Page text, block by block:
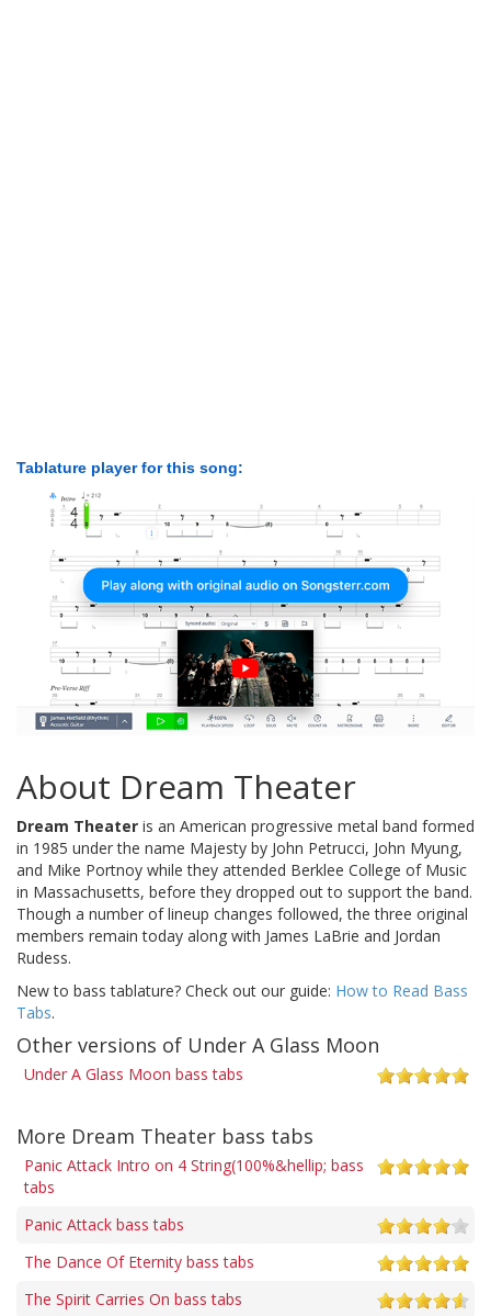
Tablature player for this song:
About Dream Theater
Dream Theater is an American progressive metal band formed
in 1985 under the name Majesty by John Petrucci, John Myung,
and Mike Portnoy while they attended Berklee College of Music
in Massachusetts, before they dropped out to support the band.
Though a number of lineup changes followed, the three original
members remain today along with James LaBrie and Jordan
Rudess.
New to bass tablature? Check out our guide: How to Read Bass
Tabs.
Other versions of Under A Glass Moon
Under A Glass Moon bass tabs
More Dream Theater bass tabs
Panic Attack Intro on 4 String(100%&hellip; bass
tabs
Panic Attack bass tabs
The Dance Of Eternity bass tabs
The Spirit Carries On bass tabs